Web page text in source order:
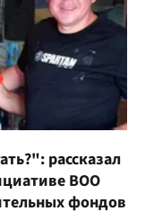
рассказал
ВОО
фондов